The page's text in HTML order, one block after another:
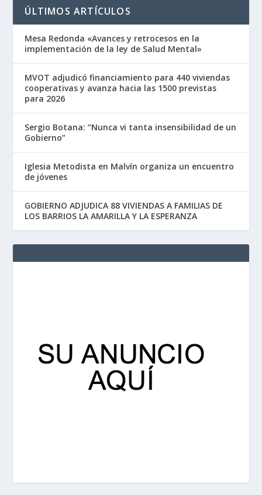
ÚLTIMOS ARTÍCULOS
Mesa Redonda «Avances y retrocesos en la
implementación de la ley de Salud Mental»
MVOT adjudicó financiamiento para 440 viviendas
cooperativas y avanza hacia las 1500 previstas
para 2026
Sergio Botana: “Nunca vi tanta insensibilidad de un
Gobierno”
Iglesia Metodista en Malvín organiza un encuentro
de jóvenes
GOBIERNO ADJUDICA 88 VIVIENDAS A FAMILIAS DE
LOS BARRIOS LA AMARILLA Y LA ESPERANZA